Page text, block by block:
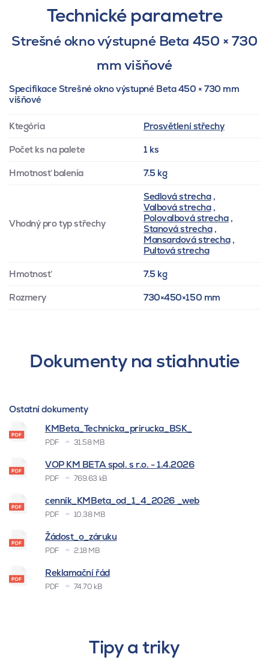
Technické parametre
Strešné okno výstupné Beta 450 × 730
mm višňové
Specifikace Strešné okno výstupné Beta 450 × 730 mm
višňové
Ktegória Prosvětlení střechy
Počet ks na palete 1 ks
Hmotnosť balenia 7.5 kg
Vhodný pro typ střechy
Sedlová strecha,
Valbová strecha,
Polovalbová strecha,
Stanová strecha,
Mansardová strecha,
Pultová strecha
Hmotnosť 7.5 kg
Rozmery 730×450×150 mm
Dokumenty na stiahnutie
Ostatní dokumenty
KMBeta_Technicka_prirucka_BSK_
PDF 31.58 MB
VOP KM BETA spol. s r.o. - 1.4.2026
PDF 769.63 kB
cenník_KMBeta_od_1_4_2026 _web
PDF 10.38 MB
Žádost_o_záruku
PDF 2.18 MB
Reklamační řád
PDF 74.70 kB
Tipy a triky